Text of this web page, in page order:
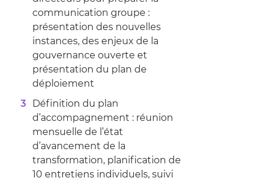
communication groupe :
présentation des nouvelles
instances, des enjeux de la
gouvernance ouverte et
présentation du plan de
déploiement
Définition du plan
d’accompagnement : réunion
mensuelle de l’état
d’avancement de la
transformation, planification de
10 entretiens individuels, suivi